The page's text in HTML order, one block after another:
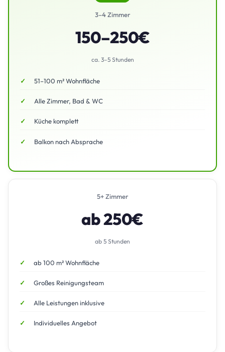
3–4 Zimmer
150–250€
ca. 3–5 Stunden
51–100 m² Wohnfläche
Alle Zimmer, Bad & WC
Küche komplett
Balkon nach Absprache
5+ Zimmer
ab 250€
ab 5 Stunden
ab 100 m² Wohnfläche
Großes Reinigungsteam
Alle Leistungen inklusive
Individuelles Angebot